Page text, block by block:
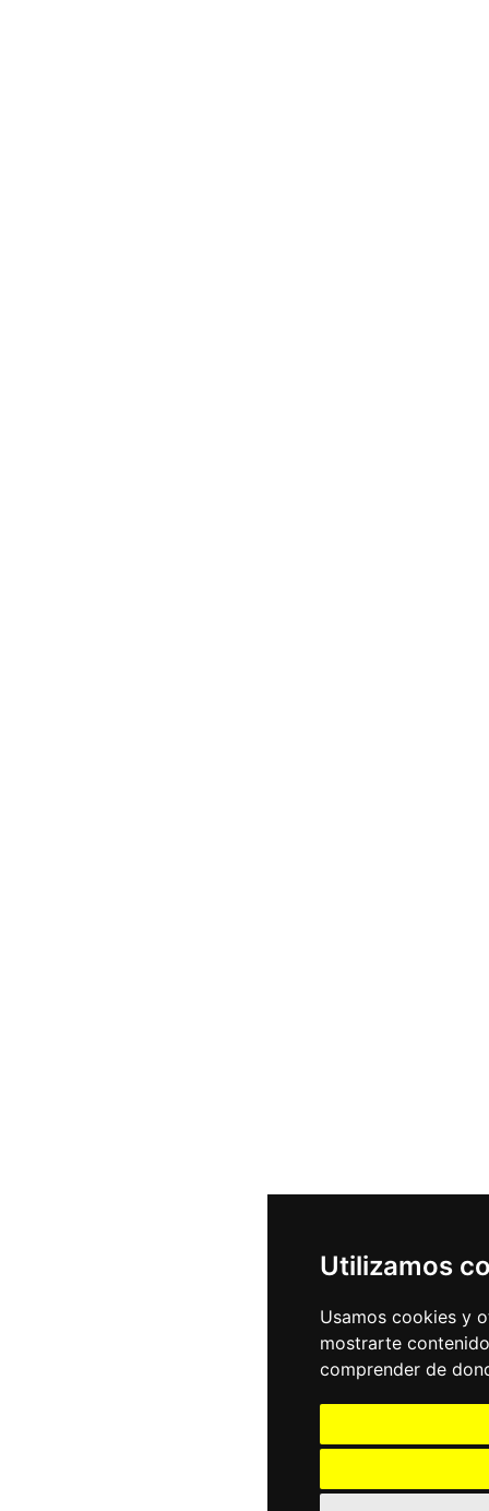
Utilizamos
Usamos cookies y
mostrarte
comprender de